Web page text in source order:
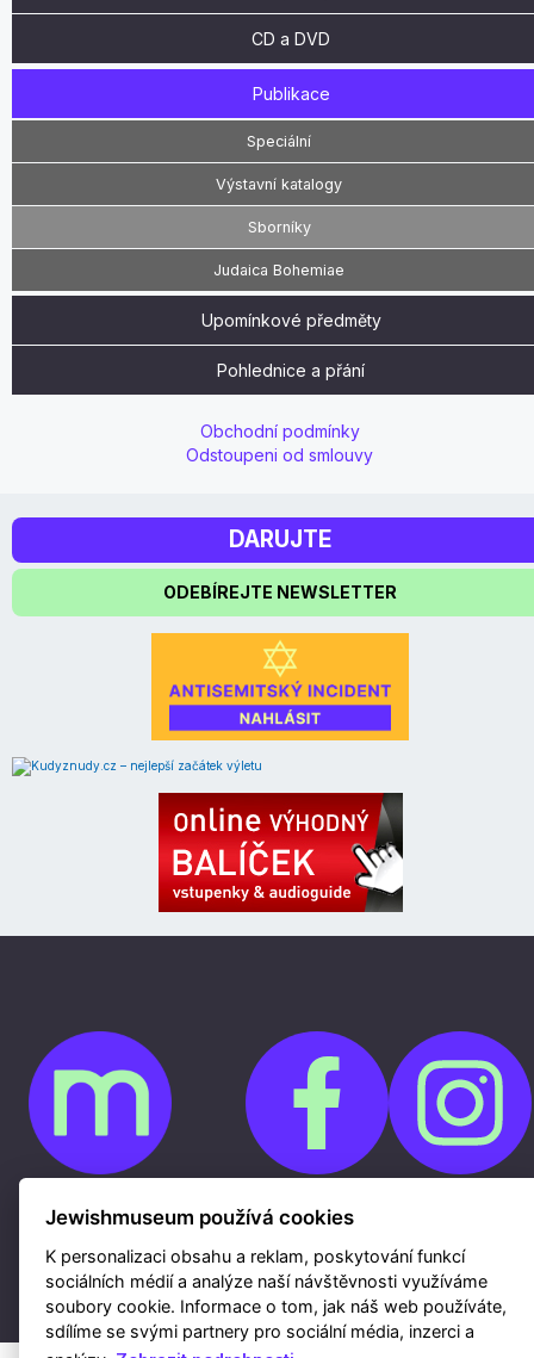
CD a DVD
Publikace
Speciální
Výstavní katalogy
Sborníky
Judaica Bohemiae
Upomínkové předměty
Pohlednice a přání
Obchodní podmínky
Odstoupeni od smlouvy
DARUJTE
ODEBÍREJTE NEWSLETTER
Cookies
Ochrana osobních údajů
Whistleblowing
Kontakty
Mapa webu
Webdesign a hosting Nux s.r.o.
RSS
Jewishmuseum používá cookies
K personalizaci obsahu a reklam, poskytování funkcí
sociálních médií a analýze naší návštěvnosti využíváme
soubory cookie. Informace o tom, jak náš web používáte,
sdílíme se svými partnery pro sociální média, inzerci a